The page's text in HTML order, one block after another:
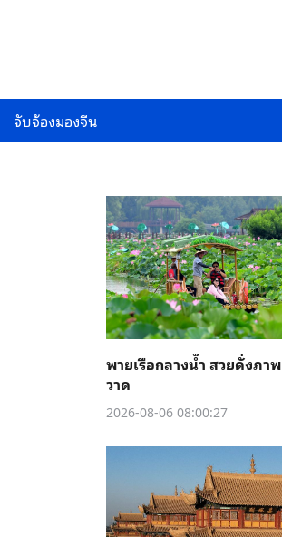
จับจ้องมองจีน
พายเรือกลางน้ำ สวยดั่งภาพ
วาด
2026-08-06 08:00:27